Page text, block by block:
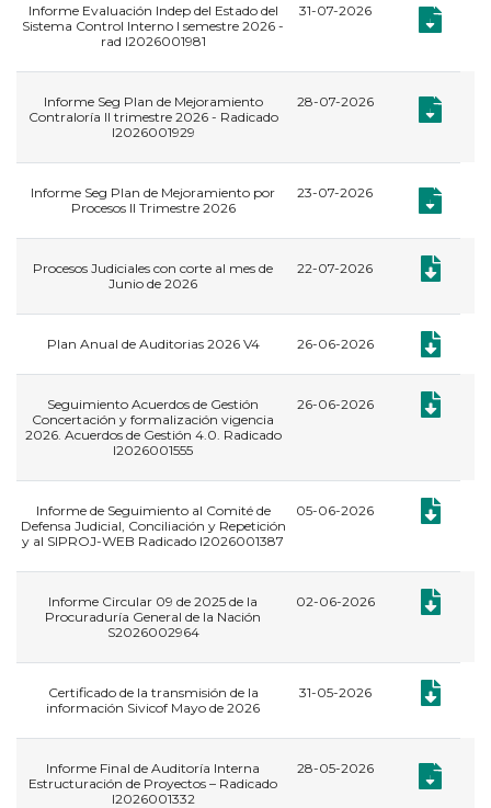
Informe Evaluación Indep del Estado del
Sistema Control Interno I semestre 2026 -
rad I2026001981
31-07-2026 ,
Informe Seg Plan de Mejoramiento
Contraloría II trimestre 2026 - Radicado
I2026001929
28-07-2026 ,
Informe Seg Plan de Mejoramiento por
Procesos II Trimestre 2026
23-07-2026 ,
Procesos Judiciales con corte al mes de
Junio de 2026
22-07-2026
Plan Anual de Auditorias 2026 V4 26-06-2026
Seguimiento Acuerdos de Gestión
Concertación y formalización vigencia
2026. Acuerdos de Gestión 4.0. Radicado
I2026001555
26-06-2026
Informe de Seguimiento al Comité de
Defensa Judicial, Conciliación y Repetición
y al SIPROJ-WEB Radicado I2026001387
05-06-2026
Informe Circular 09 de 2025 de la
Procuraduría General de la Nación
S2026002964
02-06-2026
Certificado de la transmisión de la
información Sivicof Mayo de 2026
31-05-2026
Informe Final de Auditoría Interna
Estructuración de Proyectos – Radicado
I2026001332
28-05-2026 ,